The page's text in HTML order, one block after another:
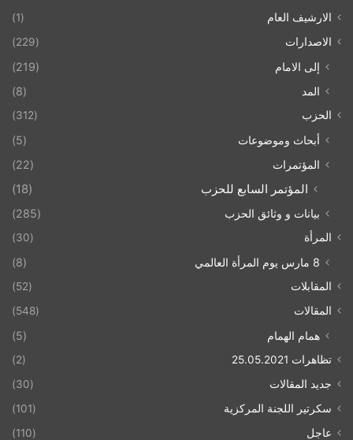
الارشيف العام
(1)
الاصدارات
(229)
إلى الامام
(219)
المد
(8)
الحزب (312)
أبحاث وموضوعات
(5)
المؤتمرات
(22)
المؤتمر السابع للحزب (18)
بيانات و وثائق الحزب (285)
المرأة (30)
8 مارس يوم المرأة العالمي (8)
المقابلات
(52)
المقالات
(548)
همام الهمام (5)
تظاهرات 25.05.2021
(2)
جديد المقالات
(30)
سكرتير اللجنة المركزية
(101)
عاجل
(110)